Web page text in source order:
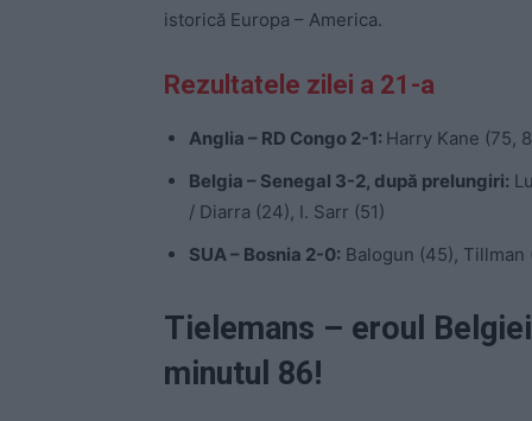
istorică Europa – America.
Rezultatele zilei a 21-a
Anglia – RD Congo 2-1: Harry Kane (75,
Belgia – Senegal 3-2, după prelungiri:
/ Diarra (24), I. Sarr (51)
SUA – Bosnia 2-0: Balogun (45), Tillman
Tielemans – eroul
minutul 86!